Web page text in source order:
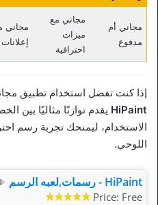
مجاني أم
مدفوع
مجاني مع
ميزات
احترافية
مجاني
إعلانات
إذا كنت تفضل استخدام تطبيق
HiPaint يقدم توازنًا مثاليًا بين
الاستخدام، ليمنحك تجربة رسم
اللوحي.
HiPaint - رسمات,لعبه الرسم
Price: Free